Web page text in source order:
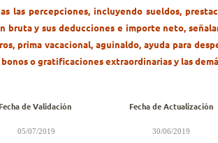
las percepciones, incluyendo sueldos,
bruta y sus deducciones e importe neto,
prima vacacional, aguinaldo, ayuda para
o gratificaciones extraordinarias y las
de Validación Fecha de Actualización
05/07/2019 30/06/2019